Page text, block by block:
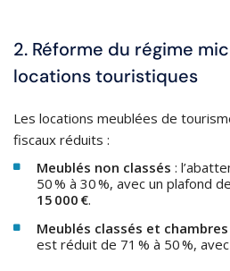
2. Réforme du régime
locations touristiques
Les locations meublées de
fiscaux réduits :​
Meublés non classés :
50 % à 30 %, avec un plafond
15 000 €.​
Meublés classés et chambres
est réduit de 71 % à 50 %,